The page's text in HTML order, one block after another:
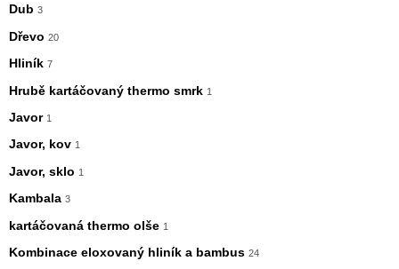
Dub 3
Dřevo 20
Hliník 7
Hrubě kartáčovaný thermo smrk 1
Javor 1
Javor, kov 1
Javor, sklo 1
Kambala 3
kartáčovaná thermo olše 1
Kombinace eloxovaný hliník a bambus 24